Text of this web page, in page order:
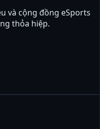
và cộng đồng eSports
thỏa hiệp.